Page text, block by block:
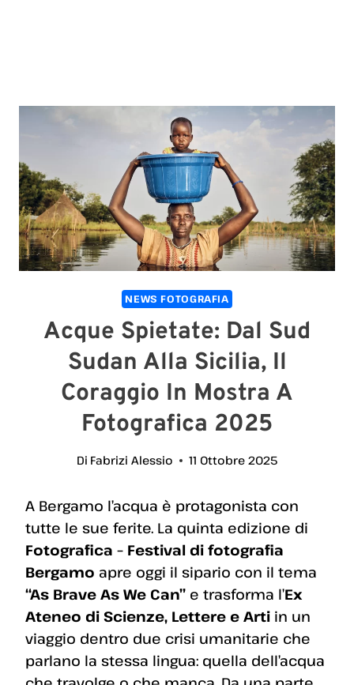
NEWS FOTOGRAFIA
Acque Spietate: Dal Sud
Sudan Alla Sicilia, Il
Coraggio In Mostra A
Fotografica 2025
Di Fabrizi Alessio 11 Ottobre 2025
A Bergamo l’acqua è protagonista con
tutte le sue ferite. La quinta edizione di
Fotografica – Festival di fotografia
Bergamo apre oggi il sipario con il tema
“As Brave As We Can” e trasforma l’Ex
Ateneo di Scienze, Lettere e Arti in un
viaggio dentro due crisi umanitarie che
parlano la stessa lingua: quella dell’acqua